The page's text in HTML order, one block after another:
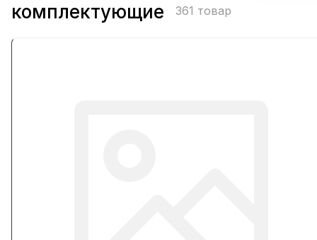
комплектующие
361 товар